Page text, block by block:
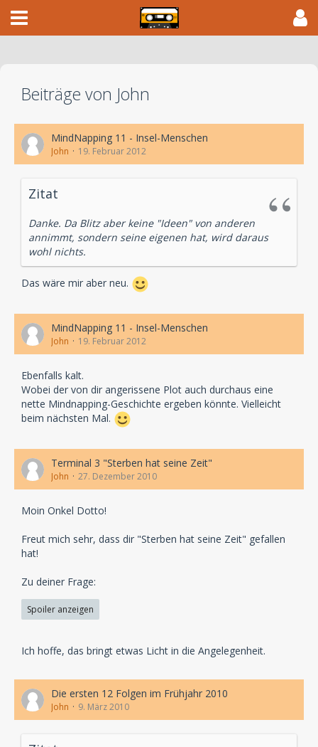
Beiträge von John
MindNapping 11 - Insel-Menschen
John 19. Februar 2012
Zitat
Danke. Da Blitz aber keine "Ideen" von anderen
annimmt, sondern seine eigenen hat, wird daraus
wohl nichts.
Das wäre mir aber neu.
MindNapping 11 - Insel-Menschen
John 19. Februar 2012
Ebenfalls kalt.
Wobei der von dir angerissene Plot auch durchaus eine
nette Mindnapping-Geschichte ergeben könnte. Vielleicht
beim nächsten Mal.
Terminal 3 "Sterben hat seine Zeit"
John 27. Dezember 2010
Moin Onkel Dotto!
Freut mich sehr, dass dir "Sterben hat seine Zeit" gefallen
hat!
Zu deiner Frage:
Spoiler anzeigen
Ich hoffe, das bringt etwas Licht in die Angelegenheit.
Die ersten 12 Folgen im Frühjahr 2010
John 9. März 2010